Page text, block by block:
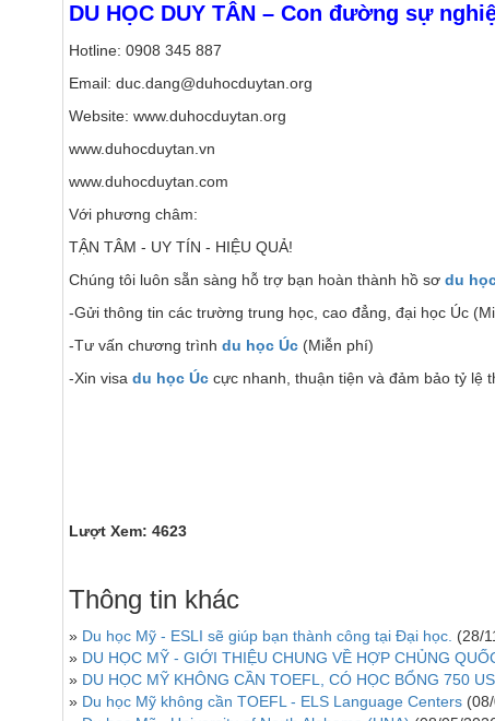
DU HỌC DUY TÂN – Con đường sự
Hotline: 0908 345 887
Email: duc.dang@duhocduytan.org
Website: www.duhocduytan.org
www.duhocduytan.vn
www.duhocduytan.com
Với phương châm:
TẬN TÂM - UY TÍN - HIỆU QUẢ!
Chúng tôi luôn sẵn sàng hỗ trợ bạn hoàn thành hồ sơ du
-Gửi thông tin các trường trung học, cao đẳng, đại học Úc
-Tư vấn chương trình du học Úc (Miễn phí)
-Xin visa du học Úc cực nhanh, thuận tiện và đảm bảo tỷ lệ
Lượt Xem: 4623
Thông tin khác
» Du học Mỹ - ESLI sẽ giúp bạn thành công tại Đại học. (28/
» DU HỌC MỸ - GIỚI THIỆU CHUNG VỀ HỢP CHỦNG
» DU HỌC MỸ KHÔNG CẦN TOEFL, CÓ HỌC BỔNG 750
» Du học Mỹ không cần TOEFL - ELS Language Centers